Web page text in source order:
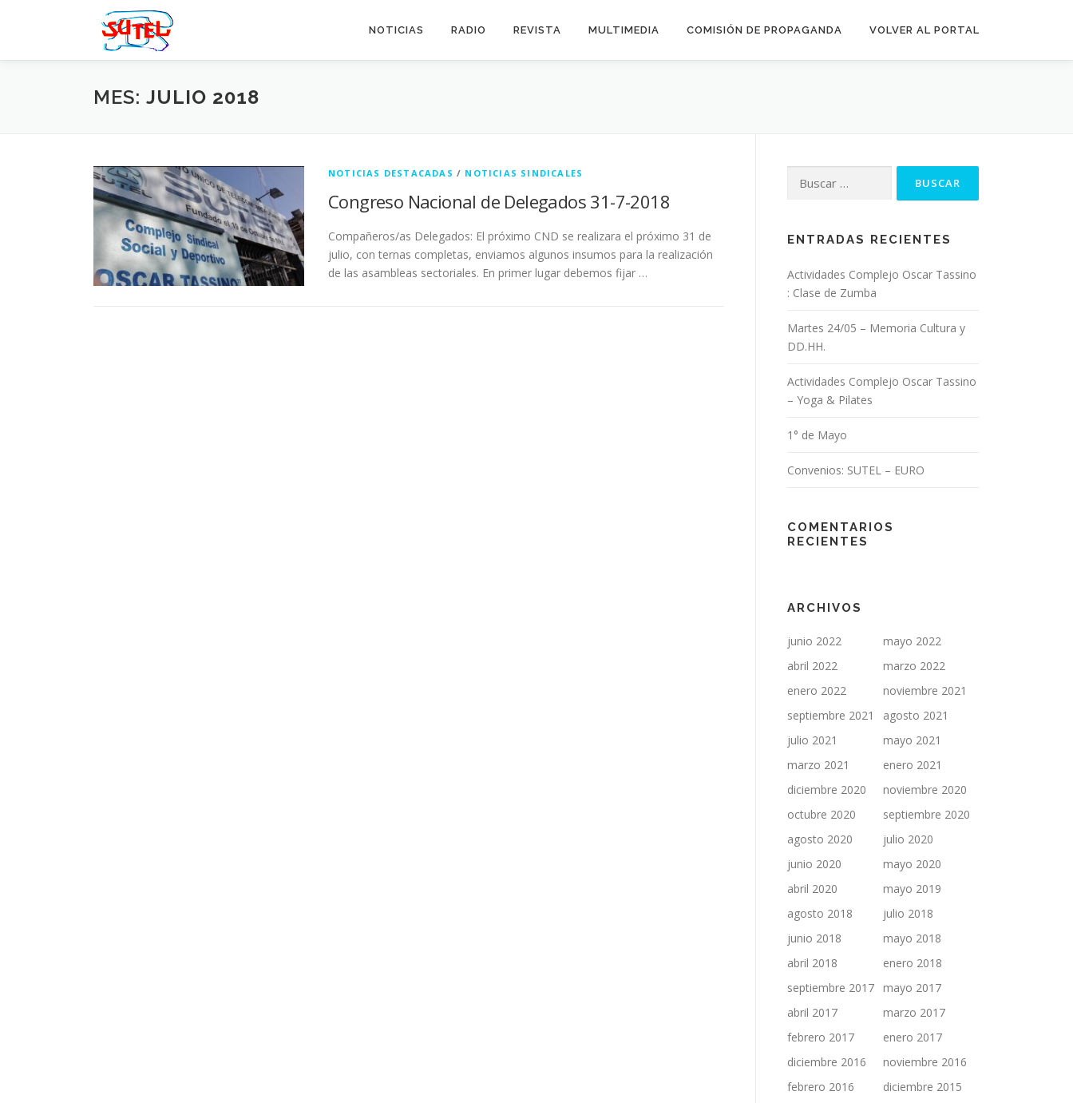
NOTICIAS RADIO REVISTA MULTIMEDIA COMISIÓN DE PROPAGANDA VOLVER AL PORTAL
MES: JULIO 2018
NOTICIAS DESTACADAS / NOTICIAS SINDICALES
Congreso Nacional de Delegados 31-7-2018
Compañeros/as Delegados: El próximo CND se realizara el próximo 31 de
julio, con ternas completas, enviamos algunos insumos para la realización
de las asambleas sectoriales. En primer lugar debemos fijar …
ENTRADAS RECIENTES
Actividades Complejo Oscar Tassino
: Clase de Zumba
Martes 24/05 – Memoria Cultura y
DD.HH.
Actividades Complejo Oscar Tassino
– Yoga & Pilates
1° de Mayo
Convenios: SUTEL – EURO
COMENTARIOS
RECIENTES
ARCHIVOS
junio 2022
mayo 2022
abril 2022
marzo 2022
enero 2022
noviembre 2021
septiembre 2021
agosto 2021
julio 2021
mayo 2021
marzo 2021
enero 2021
diciembre 2020
noviembre 2020
octubre 2020
septiembre 2020
agosto 2020
julio 2020
junio 2020
mayo 2020
abril 2020
mayo 2019
agosto 2018
julio 2018
junio 2018
mayo 2018
abril 2018
enero 2018
septiembre 2017 mayo 2017
abril 2017
marzo 2017
febrero 2017
enero 2017
diciembre 2016
noviembre 2016
febrero 2016
diciembre 2015